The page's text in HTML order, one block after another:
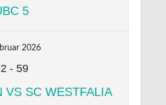
5
2026
- 59
VS SC WESTFALIA